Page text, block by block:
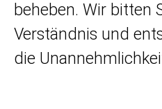
beheben. Wir bitten
Verständnis und
die